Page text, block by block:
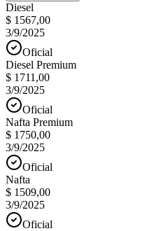
Diesel
$ 1567,00
3/9/2025
Oficial
Diesel Premium
$ 1711,00
3/9/2025
Oficial
Nafta Premium
$ 1750,00
3/9/2025
Oficial
Nafta
$ 1509,00
3/9/2025
Oficial